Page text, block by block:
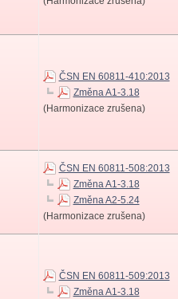
ČSN EN 60811-410:2013
Změna A1-3.18
(Harmonizace zrušena)
ČSN EN 60811-508:2013
Změna A1-3.18
Změna A2-5.24
(Harmonizace zrušena)
ČSN EN 60811-509:2013
Změna A1-3.18